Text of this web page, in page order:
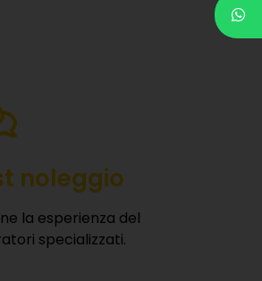
noleggio
la esperienza del
specializzati.